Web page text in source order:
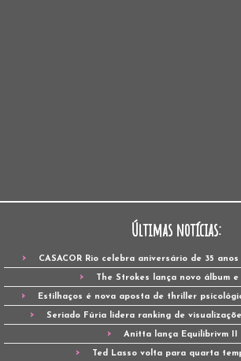
Últimas notícias:
CASACOR Rio celebra aniversário de 35
The Strokes lança novo álbum
Estilhaços é nova aposta de thriller
Seriado Fúria lidera ranking de
Anitta lança Equilibrivm II
Ted Lasso volta para quarta